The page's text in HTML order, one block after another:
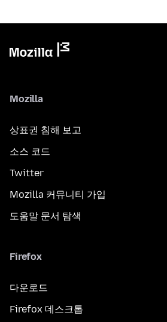
Mozilla
상표권 침해 보고
소스 코드
Twitter
Mozilla 커뮤니티 가입
도움말 문서 탐색
Firefox
다운로드
Firefox 데스크톱